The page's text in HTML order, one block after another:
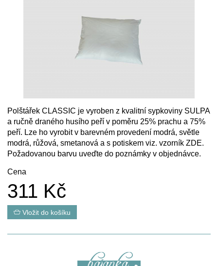
Polštářek CLASSIC je vyroben z kvalitní sypkoviny SULPA
a ručně draného husího peří v poměru 25% prachu a 75%
peří. Lze ho vyrobit v barevném provedení modrá, světle
modrá, růžová, smetanová a s potiskem viz. vzorník ZDE.
Požadovanou barvu uveďte do poznámky v objednávce.
Cena
311 Kč
Vložit do košíku